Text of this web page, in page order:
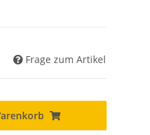
Frage zum Artikel